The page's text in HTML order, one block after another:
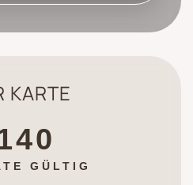
KARTE
GÜLTIG